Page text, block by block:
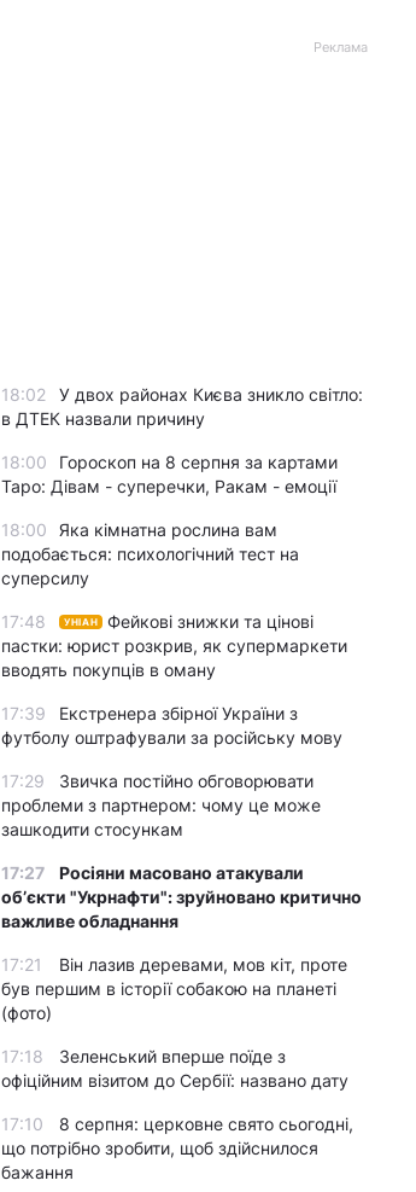
Реклама
18:02
У двох районах Києва зникло світло:
в ДТЕК назвали причину
18:00
Гороскоп на 8 серпня за картами
Таро: Дівам - суперечки, Ракам - емоції
18:00
Яка кімнатна рослина вам
подобається: психологічний тест на
суперсилу
17:48 УНІАН
Фейкові знижки та цінові
пастки: юрист розкрив, як супермаркети
вводять покупців в оману
17:39
Екстренера збірної України з
футболу оштрафували за російську мову
17:29
Звичка постійно обговорювати
проблеми з партнером: чому це може
зашкодити стосункам
17:27
Росіяни масовано атакували
обʼєкти "Укрнафти": зруйновано критично
важливе обладнання
17:21
Він лазив деревами, мов кіт, проте
був першим в історії собакою на планеті
(фото)
17:18
Зеленський вперше поїде з
офіційним візитом до Сербії: названо дату
17:10
8 серпня: церковне свято сьогодні,
що потрібно зробити, щоб здійснилося
бажання